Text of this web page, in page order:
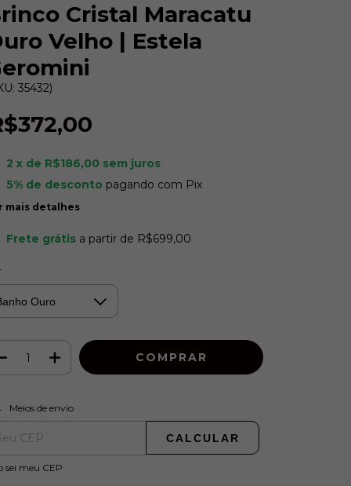
Cristal Maracatu
Velho | Estela
35432)
2 x de R$186,00 sem juros
5% de desconto pagando com Pix
mais detalhes
Frete grátis a partir de R$699,00
para o CEP:
Meios de envio
CALCULAR
sei meu CEP